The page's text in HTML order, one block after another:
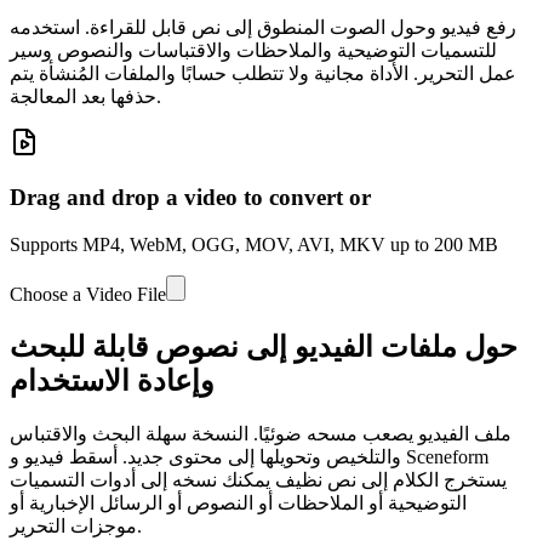
رفع فيديو وحول الصوت المنطوق إلى نص قابل للقراءة. استخدمه
للتسميات التوضيحية والملاحظات والاقتباسات والنصوص وسير
عمل التحرير. الأداة مجانية ولا تتطلب حسابًا والملفات المُنشأة يتم
حذفها بعد المعالجة.
Drag and drop a video to convert or
Supports MP4, WebM, OGG, MOV, AVI, MKV up to 200 MB
Choose a Video File
حول ملفات الفيديو إلى نصوص قابلة للبحث
وإعادة الاستخدام
ملف الفيديو يصعب مسحه ضوئيًا. النسخة سهلة البحث والاقتباس
والتلخيص وتحويلها إلى محتوى جديد. أسقط فيديو و Sceneform
يستخرج الكلام إلى نص نظيف يمكنك نسخه إلى أدوات التسميات
التوضيحية أو الملاحظات أو النصوص أو الرسائل الإخبارية أو
موجزات التحرير.